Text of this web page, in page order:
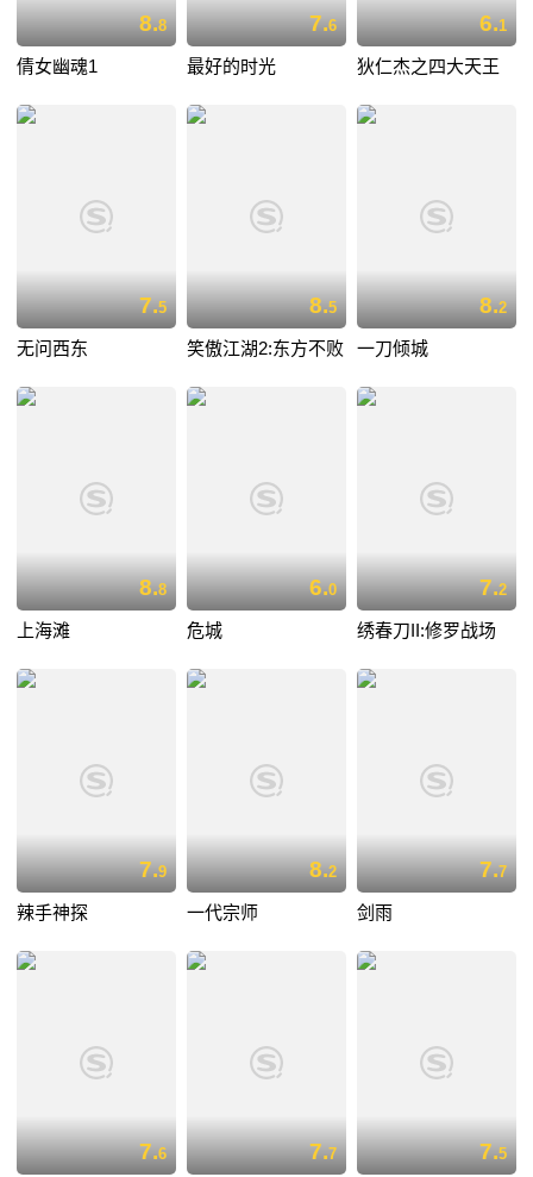
8.8
倩女幽魂1
7.6
最好的时光
6.1
狄仁杰之四大天王
7.5
无问西东
8.5
笑傲江湖2:东方不败
8.2
一刀倾城
8.8
上海滩
6.0
危城
7.2
绣春刀II:修罗战场
7.9
辣手神探
8.2
一代宗师
7.7
剑雨
7.6 7.7 7.5